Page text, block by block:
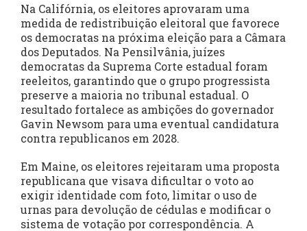
Na Califórnia, os eleitores aprovaram uma
medida de redistribuição eleitoral que favorece
os democratas na próxima eleição para a Câmara
dos Deputados. Na Pensilvânia, juízes
democratas da Suprema Corte estadual foram
reeleitos, garantindo que o grupo progressista
preserve a maioria no tribunal estadual. O
resultado fortalece as ambições do governador
Gavin Newsom para uma eventual candidatura
contra republicanos em 2028.
Em Maine, os eleitores rejeitaram uma proposta
republicana que visava dificultar o voto ao
exigir identidade com foto, limitar o uso de
urnas para devolução de cédulas e modificar o
sistema de votação por correspondência. A